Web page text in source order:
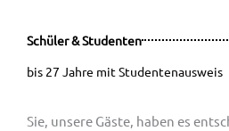
Schüler & Studenten
bis 27 Jahre mit Studentenausweis
Sie, unsere Gäste, haben es